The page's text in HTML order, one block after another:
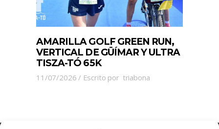
AMARILLA GOLF GREEN RUN,
VERTICAL DE GÜÍMAR Y ULTRA
TISZA-TÓ 65K
11/07/2026 Escrito por triabona